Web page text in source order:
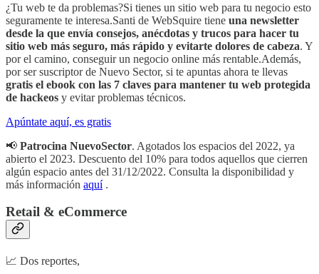
¿Tu web te da problemas?Si tienes un sitio web para tu negocio esto
seguramente te interesa.Santi de WebSquire tiene una newsletter
desde la que envía consejos, anécdotas y trucos para hacer tu
sitio web más seguro, más rápido y evitarte dolores de cabeza. Y
por el camino, conseguir un negocio online más rentable.Además,
por ser suscriptor de Nuevo Sector, si te apuntas ahora te llevas
gratis el ebook con las 7 claves para mantener tu web protegida
de hackeos y evitar problemas técnicos.
Apúntate aquí, es gratis
📢 Patrocina NuevoSector. Agotados los espacios del 2022, ya
abierto el 2023. Descuento del 10% para todos aquellos que cierren
algún espacio antes del 31/12/2022. Consulta la disponibilidad y
más información aquí.
Retail & eCommerce
📈 Dos reportes,